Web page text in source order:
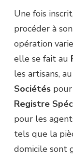
Une fois
procéder à son
opération
elle se fait au
les artisans, au
Sociétés
Registre
pour les
tels que la
domicile sont